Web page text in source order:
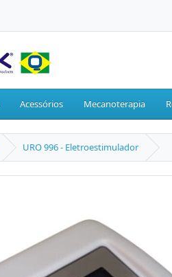
Acessórios Mecanoterapia
URO 996 - Eletroestimulador